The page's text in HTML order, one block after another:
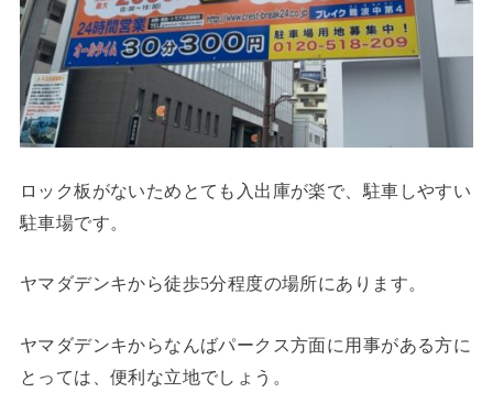
ロック板がないためとても入出庫が楽で、駐車しやすい
駐車場です。
ヤマダデンキから徒歩5分程度の場所にあります。
ヤマダデンキからなんばパークス方面に用事がある方に
とっては、便利な立地でしょう。